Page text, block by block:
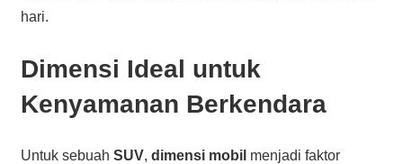
hari.
Dimensi Ideal untuk
Kenyamanan Berkendara
Untuk sebuah SUV, dimensi mobil menjadi faktor